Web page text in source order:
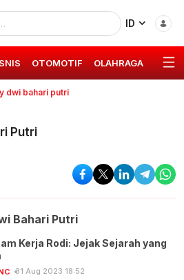
ID
OTOMOTIF OLAHRAGA GAYA
dwi bahari putri
Putri
Bahari Putri
Kerja Rodi: Jejak Sejarah yang
31 Aug 2023 18:52